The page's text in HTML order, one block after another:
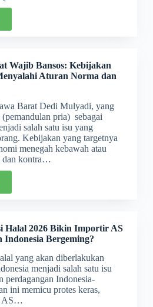
Wajib Bansos: Kebijakan
Aturan Norma dan
Barat Dedi Mulyadi, yang
pria) sebagai
salah satu isu yang
Kebijakan yang targetnya
menegah kebawah atau
dan kontra…
Halal 2026 Bikin Importir AS
Bergeming?
yang akan diberlakukan
menjadi salah satu isu
perdagangan Indonesia-
ini memicu protes keras,
AS…